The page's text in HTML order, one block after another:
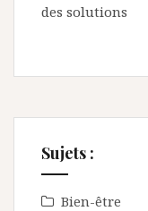
des solutions
Sujets :
Bien-être